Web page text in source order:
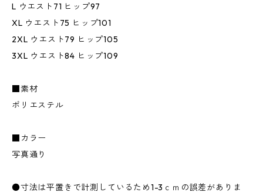
L ウエスト71 ヒップ97
XL ウエスト75 ヒップ101
2XL ウエスト79 ヒップ105
3XL ウエスト84 ヒップ109
■素材
ポリエステル
■カラー
写真通り
●寸法は平置きで計測しているため1-3ｃｍの誤差がありま